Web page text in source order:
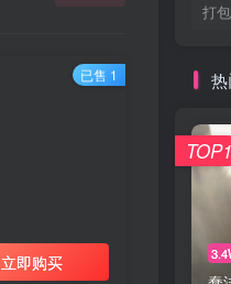
立即购买
已售 1
打
TOP1